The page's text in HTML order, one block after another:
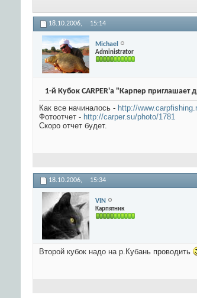
18.10.2006, 15:14
Michael
Administrator
1-й Кубок CARPER'а "Карпер приглашает
Как все начиналось - http://
Фотоотчет - http://carper.su/photo/1781
Скоро отчет будет.
18.10.2006, 15:34
VIN
Карпятник
Второй кубок надо на р.Кубань проводить